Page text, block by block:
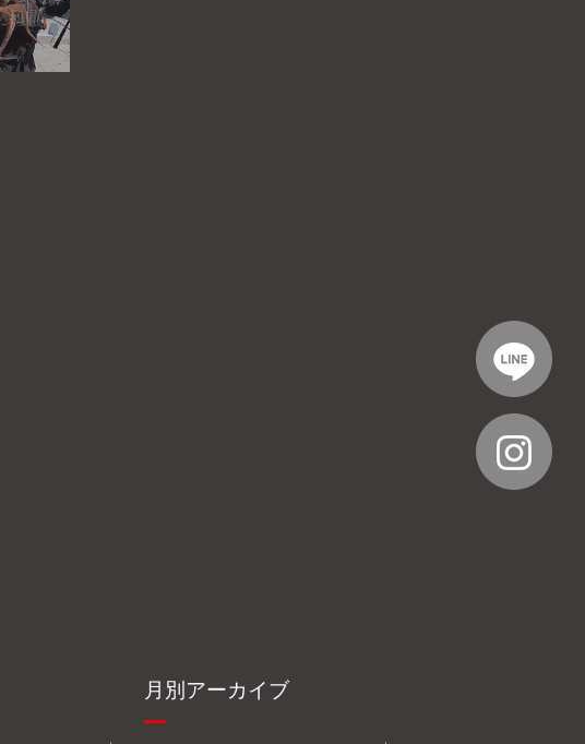
月別アーカイブ